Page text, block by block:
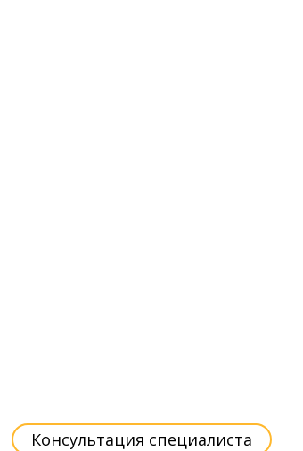
Консультация специалиста